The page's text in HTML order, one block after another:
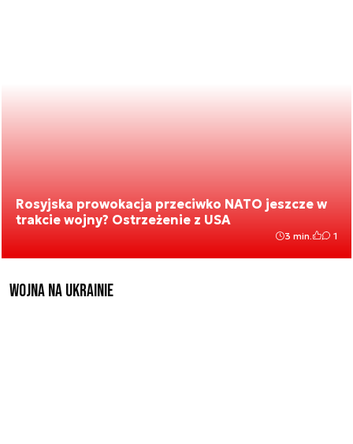
Rosyjska prowokacja przeciwko NATO jeszcze w
trakcie wojny? Ostrzeżenie z USA
3 min. 1
Wojna na Ukrainie